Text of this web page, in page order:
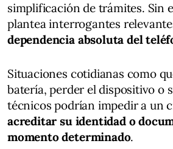
simplificación de trámites. Sin
plantea interrogantes
dependencia absoluta del
Situaciones cotidianas como
batería, perder el dispositivo o
técnicos podrían impedir a un
acreditar su identidad o
momento determinado.